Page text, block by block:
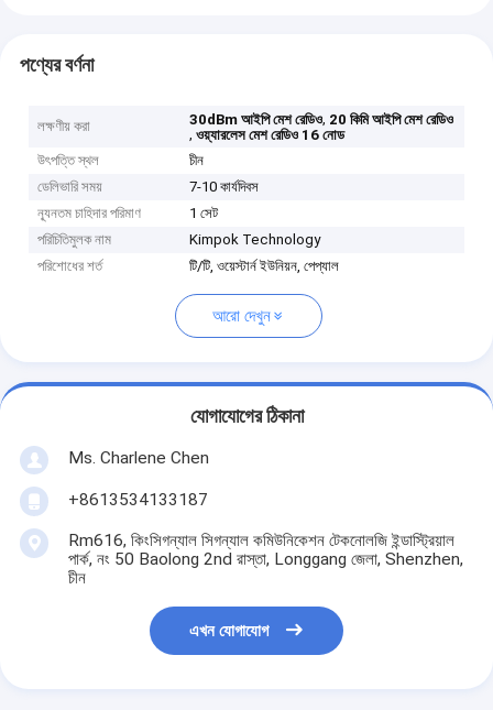
পণ্যের বর্ণনা
লক্ষণীয় করা 30dBm আইপি মেশ রেডিও, 20 কিমি আইপি মেশ রেডিও
,ওয়্যারলেস মেশ রেডিও 16 নোড
উৎপত্তি স্থল
চীন
ডেলিভারি সময়
7-10 কার্যদিবস
ন্যূনতম চাহিদার পরিমাণ
1 সেট
পরিচিতিমুলক নাম
Kimpok Technology
পরিশোধের শর্ত
টি/টি, ওয়েস্টার্ন ইউনিয়ন, পেপ্যাল
আরো দেখুন
যোগাযোগের ঠিকানা
Ms. Charlene Chen
+8613534133187
Rm616, কিংসিগন্যাল সিগন্যাল কমিউনিকেশন টেকনোলজি ইন্ডাস্ট্রিয়াল
পার্ক, নং 50 Baolong 2nd রাস্তা, Longgang জেলা, Shenzhen,
চীন
এখন যোগাযোগ